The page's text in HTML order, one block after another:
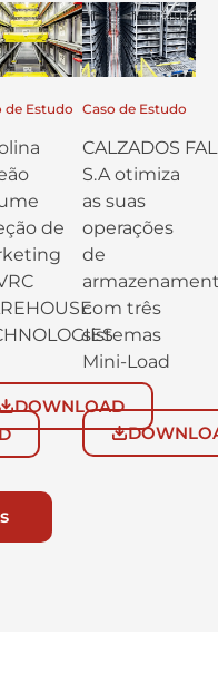
de Estudo
de
DOWNLOAD
Caso de Estudo
CALZADOS FAL
S.A otimiza
as suas
operações
de
com três
sistemas
Mini-Load